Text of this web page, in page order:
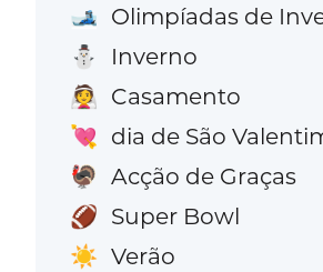
🎿 Olimpíadas de
⛄ Inverno
👰 Casamento
💘 dia de São
🦃 Acção de Graças
🏈 Super Bowl
☀️ Verão